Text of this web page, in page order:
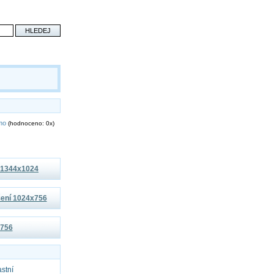
(hodnoceno: 0x)
1024x756